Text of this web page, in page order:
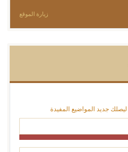
زيارة الموقع
جديد المواضيع المفيدة